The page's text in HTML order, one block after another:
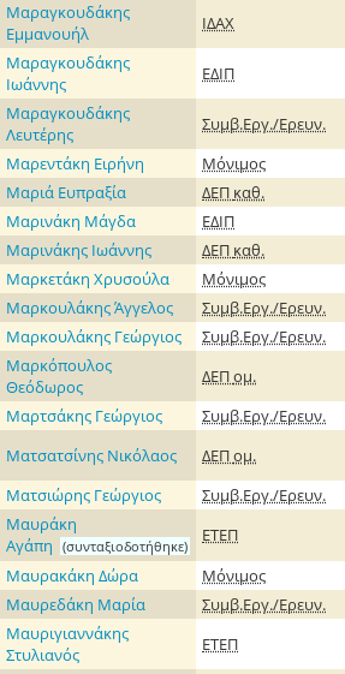
Μαραγκουδάκης
Εμμανουήλ
ΙΔΑΧ
Μαραγκουδάκης
Ιωάννης
ΕΔΙΠ
Μαραγκουδάκης
Λευτέρης
Συμβ.Εργ./Ερευν.
Μαρεντάκη Ειρήνη
Μόνιμος
Μαριά Ευπραξία
ΔΕΠ καθ.
Μαρινάκη Μάγδα
ΕΔΙΠ
Μαρινάκης Ιωάννης
ΔΕΠ καθ.
Μαρκετάκη Χρυσούλα
Μόνιμος
Μαρκουλάκης Άγγελος
Συμβ.Εργ./Ερευν.
Μαρκουλάκης Γεώργιος
Συμβ.Εργ./Ερευν.
Μαρκόπουλος
Θεόδωρος
ΔΕΠομ.
Μαρτσάκης Γεώργιος
Συμβ.Εργ./Ερευν.
Ματσατσίνης Νικόλαος
ΔΕΠομ.
Ματσιώρης Γεώργιος
Συμβ.Εργ./Ερευν.
Μαυράκη
Αγάπη (συνταξιοδοτήθηκε)
ΕΤΕΠ
Μαυρακάκη Δώρα
Μόνιμος
Μαυρεδάκη Μαρία
Συμβ.Εργ./Ερευν.
Μαυριγιαννάκης
Στυλιανός
ΕΤΕΠ